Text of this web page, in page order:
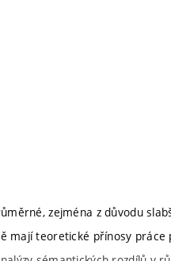
zejména z důvodu
mají teoretické přínosy práce